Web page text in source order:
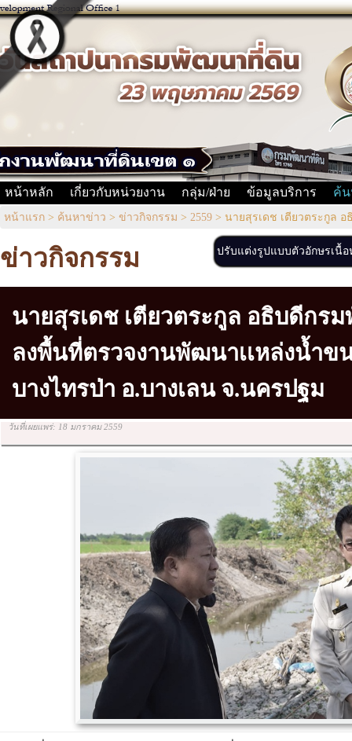
หน้าหลัก เกี่ยวกับหน่วยงาน กลุ่ม/ฝ่าย ข้อมูลบริการ ค้น
หน้าแรก > ค้นหาข่าว > ข่าวกิจกรรม > 2559 > นายสุรเดช เตียวตระกูล
ข่าวกิจกรรม
นายสุรเดช เตียวตระกูล อธิบดีกร
ลงพื้นที่ตรวจงานพัฒนาเเหล่งน้ำข
บางไทรป่า อ.บางเลน จ.นครปฐม
วันที่เผยแพร่: 18 มกราคม 2559
ปรับแต่งรูปแบบตัวอักษรเ